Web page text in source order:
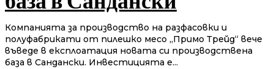
Компанията за производство на разфасовки и
полуфабрикати от пилешко месо „Примо Трейд“ вече
въведе в експлоатация новата си производствена
база в Сандански. Инвестицията е...